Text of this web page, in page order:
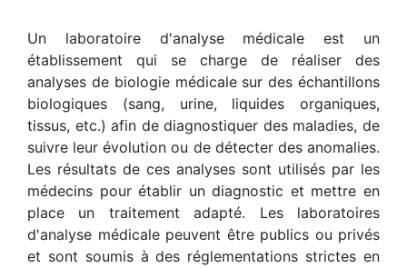
Un laboratoire d'analyse médicale est un
établissement qui se charge de réaliser des
analyses de biologie médicale sur des échantillons
biologiques (sang, urine, liquides organiques,
tissus, etc.) afin de diagnostiquer des maladies, de
suivre leur évolution ou de détecter des anomalies.
Les résultats de ces analyses sont utilisés par les
médecins pour établir un diagnostic et mettre en
place un traitement adapté. Les laboratoires
d'analyse médicale peuvent être publics ou privés
et sont soumis à des réglementations strictes en